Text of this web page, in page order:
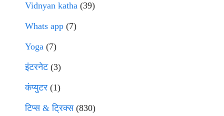
Vidnyan katha (39)
Whats app (7)
Yoga (7)
इंटरनेट(3)
कंप्युटर (1)
टिप्स & ट्रिक्स(830)